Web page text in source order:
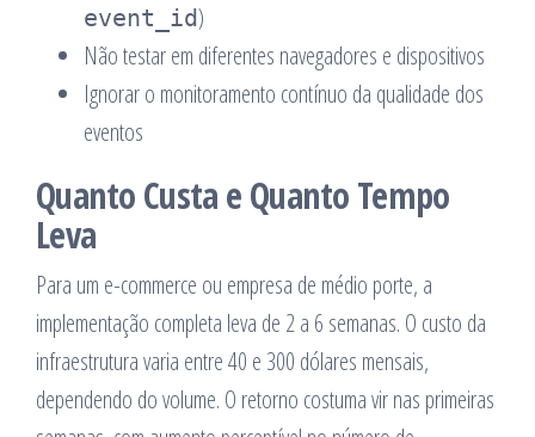
event_id)
Não testar em diferentes navegadores e dispositivos
Ignorar o monitoramento contínuo da qualidade dos
eventos
Quanto Custa e Quanto Tempo
Leva
Para um e-commerce ou empresa de médio porte, a
implementação completa leva de 2 a 6 semanas. O custo da
infraestrutura varia entre 40 e 300 dólares mensais,
dependendo do volume. O retorno costuma vir nas primeiras